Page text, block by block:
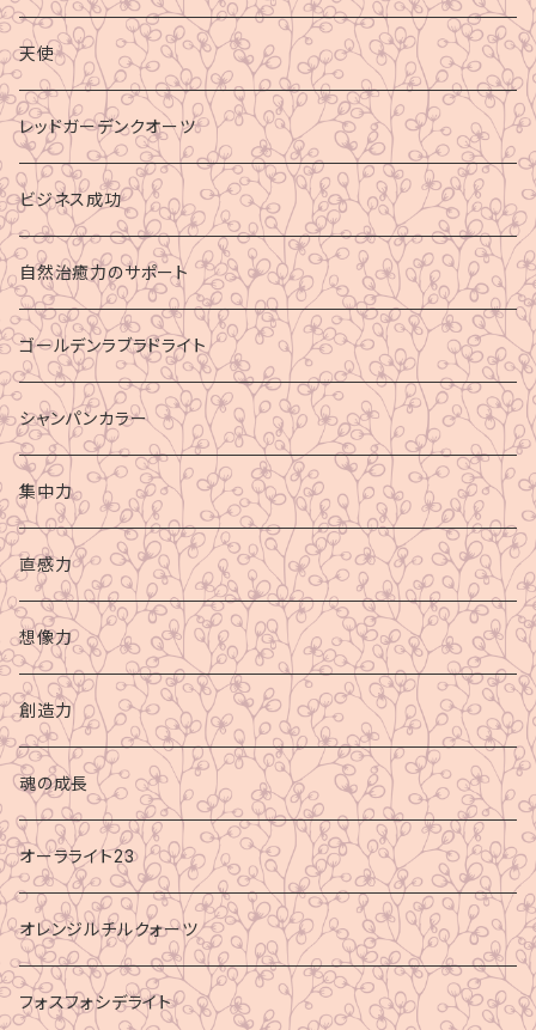
天使
レッドガーデンクオーツ
ビジネス成功
自然治癒力のサポート
ゴールデンラブラドライト
シャンパンカラー
集中力
直感力
想像力
創造力
魂の成長
オーラライト23
オレンジルチルクォーツ
フォスフォシデライト